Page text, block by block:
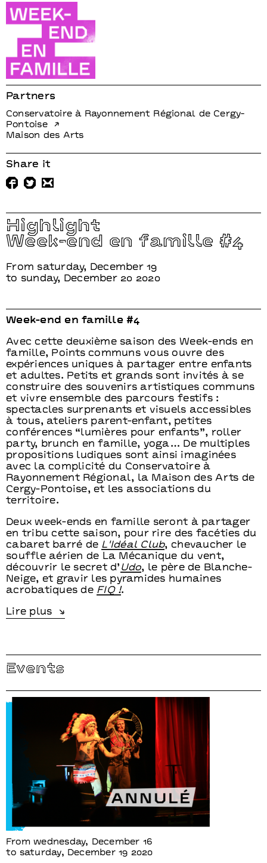
Highlight
Week-end en famille #4
From saturday, December 19
to sunday, December 20 2020
Week-end en famille #4
Avec cette deuxième saison des Week-ends en
famille, Points communs vous ouvre des
expériences uniques à partager entre enfants
et adultes. Petits et grands sont invités à se
construire des souvenirs artistiques communs
et vivre ensemble des parcours festifs :
spectacles surprenants et visuels accessibles
à tous, ateliers parent-enfant, petites
conférences “lumières pour enfants”, roller
party, brunch en famille, yoga… De multiples
propositions ludiques sont ainsi imaginées
avec la complicité du Conservatoire à
Rayonnement Régional, la Maison des Arts de
Cergy-Pontoise, et les associations du
territoire.
Deux week-ends en famille seront à partager
en tribu cette saison, pour rire des facéties du
cabaret barré de L'Idéal Club, chevaucher le
souffle aérien de La Mécanique du vent,
découvrir le secret d’ Udo, le père de Blanche-
Neige, et gravir les pyramides humaines
acrobatiques de FIQ !.
Partners
Conservatoire à Rayonnement Régional de Cergy-
Pontoise
Maison des Arts
Share it
Events
From wednesday, December 16
to saturday, December 19 2020